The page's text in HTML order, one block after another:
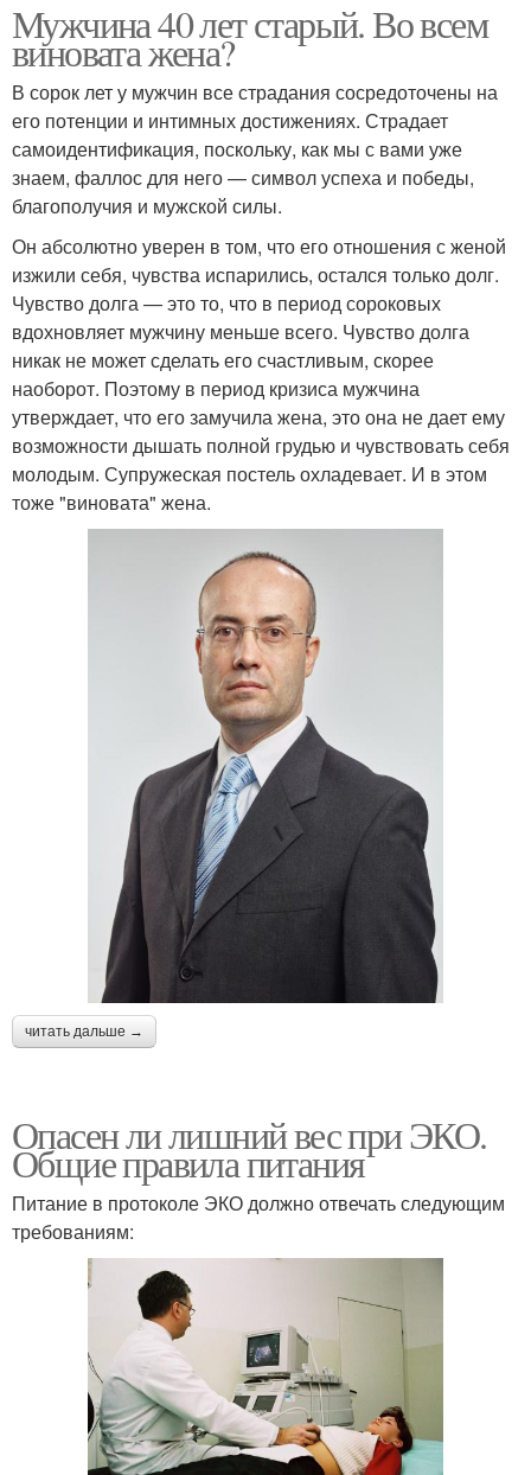
Мужчина 40 лет старый. Во всем
виновата жена?
В сорок лет у мужчин все страдания сосредоточены на
его потенции и интимных достижениях. Страдает
самоидентификация, поскольку, как мы с вами уже
знаем, фаллос для него — символ успеха и победы,
благополучия и мужской силы.
Он абсолютно уверен в том, что его отношения с женой
изжили себя, чувства испарились, остался только долг.
Чувство долга — это то, что в период сороковых
вдохновляет мужчину меньше всего. Чувство долга
никак не может сделать его счастливым, скорее
наоборот. Поэтому в период кризиса мужчина
утверждает, что его замучила жена, это она не дает ему
возможности дышать полной грудью и чувствовать себя
молодым. Супружеская постель охладевает. И в этом
тоже "виновата" жена.
читать дальше →
Опасен ли лишний вес при ЭКО.
Общие правила питания
Питание в протоколе ЭКО должно отвечать следующим
требованиям: